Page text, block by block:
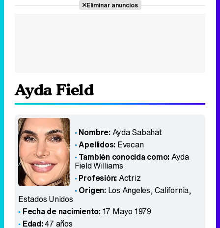
Eliminar anuncios
Ayda Field
Nombre:Ayda Sabahat
Apellidos: Evecan
También conocida como:Ayda
Field Williams
Profesión:Actriz
Origen: Los Angeles, California,
Estados Unidos
Fecha de nacimiento:17 Mayo 1979
Edad:47 años